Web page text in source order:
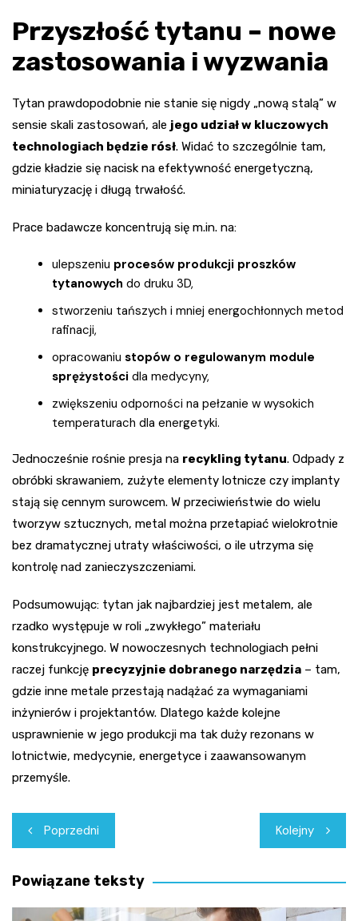
Przyszłość tytanu – nowe
zastosowania i wyzwania
Tytan prawdopodobnie nie stanie się nigdy „nową stalą” w
sensie skali zastosowań, ale jego udział w kluczowych
technologiach będzie rósł. Widać to szczególnie tam,
gdzie kładzie się nacisk na efektywność energetyczną,
miniaturyzację i długą trwałość.
Prace badawcze koncentrują się m.in. na:
ulepszeniu procesów produkcji proszków
tytanowych do druku 3D,
stworzeniu tańszych i mniej energochłonnych metod
rafinacji,
opracowaniu stopów o regulowanym module
sprężystości dla medycyny,
zwiększeniu odporności na pełzanie w wysokich
temperaturach dla energetyki.
Jednocześnie rośnie presja na recykling tytanu. Odpady z
obróbki skrawaniem, zużyte elementy lotnicze czy implanty
stają się cennym surowcem. W przeciwieństwie do wielu
tworzyw sztucznych, metal można przetapiać wielokrotnie
bez dramatycznej utraty właściwości, o ile utrzyma się
kontrolę nad zanieczyszczeniami.
Podsumowując: tytan jak najbardziej jest metalem, ale
rzadko występuje w roli „zwykłego” materiału
konstrukcyjnego. W nowoczesnych technologiach pełni
raczej funkcję precyzyjnie dobranego narzędzia – tam,
gdzie inne metale przestają nadążać za wymaganiami
inżynierów i projektantów. Dlatego każde kolejne
usprawnienie w jego produkcji ma tak duży rezonans w
lotnictwie, medycynie, energetyce i zaawansowanym
przemyśle.
Nawigacja
wpisu
Poprzedni Kolejny
Powiązane teksty